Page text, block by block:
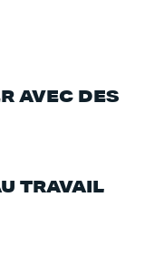
AVEC DES
TRAVAIL